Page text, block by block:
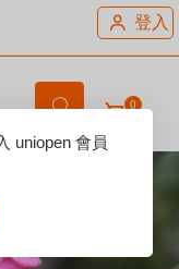
登入
0
uniopen 會員